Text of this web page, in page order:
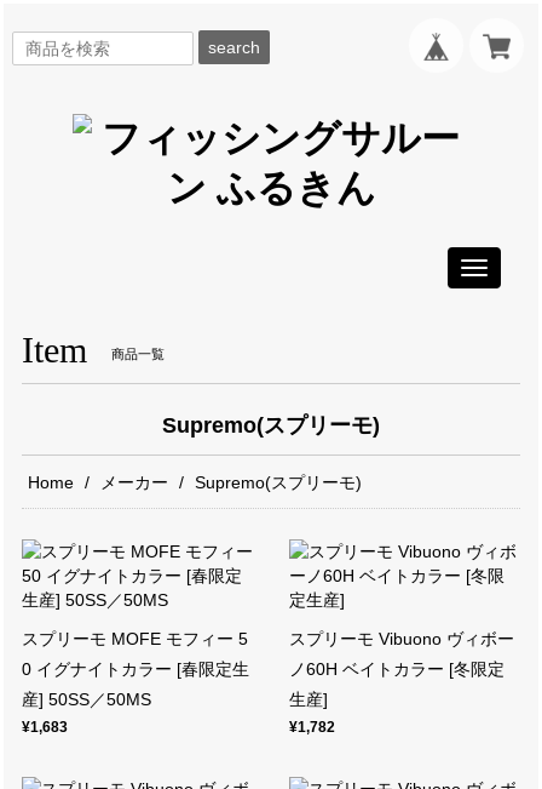
search
Toggle
Item 商品一覧
Supremo(スプリーモ)
Home メーカー Supremo(スプリーモ)
スプリーモ MOFE モフィー 5
0 イグナイトカラー [春限定生
産] 50SS／50MS
¥1,683
スプリーモ Vibuono ヴィボー
ノ60H ベイトカラー [冬限定
生産]
¥1,782